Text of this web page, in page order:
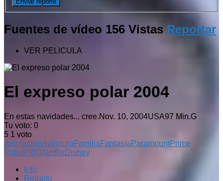
Fuentes de vídeo 156 Vistas Reportar
VER PELICULA
El expreso polar 2004
En estas navidades... cree.Nov. 10, 2004USA97 Min.G
Tu voto: 0
5 1 voto
AnimaciónAventura Familia Fantasía ParamountPrime
VideoHBONetflixDisney
Info
Reparto